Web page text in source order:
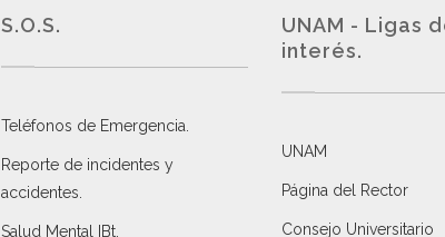
S.O.S.
Teléfonos de Emergencia.
Reporte de incidentes y
accidentes
Salud Mental IBt
UNAM - Ligas
interés.
UNAM
Página del Rector
Consejo Universitario